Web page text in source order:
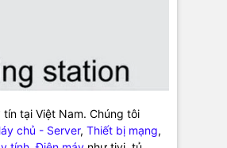
tại Việt Nam. Chúng tôi
chủ - Server, Thiết bị mạng,